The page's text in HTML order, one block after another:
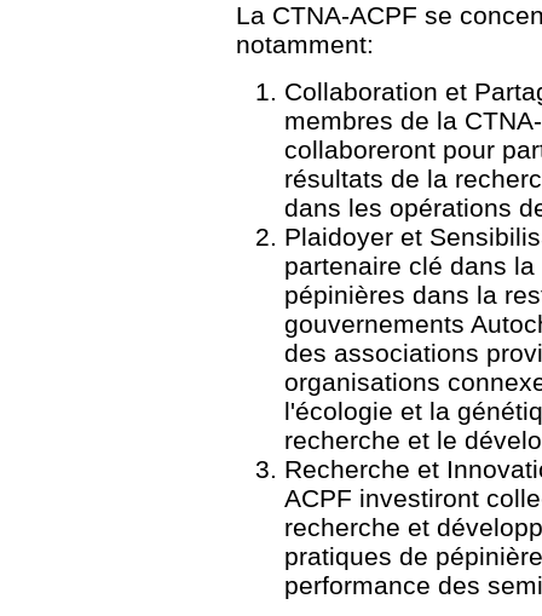
La CTNA-ACPF se
notamment:
Collaboration et
membres de la
collaboreront pour
résultats de la
dans les opérations
Plaidoyer et
partenaire clé dans
pépinières dans la
gouvernements
des associations
organisations
l'écologie et la
recherche et le
Recherche et
ACPF investiront
recherche et
pratiques de
performance des